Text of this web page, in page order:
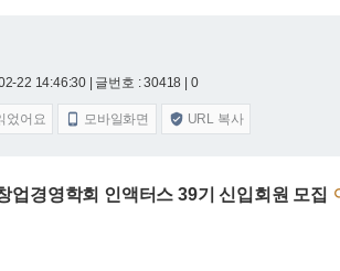
22 14:46:30 | 글번호 : 30418 | 0
었어요  모바일화면  URL 복사
업경영학회 인액터스 39기 신입회원 모집